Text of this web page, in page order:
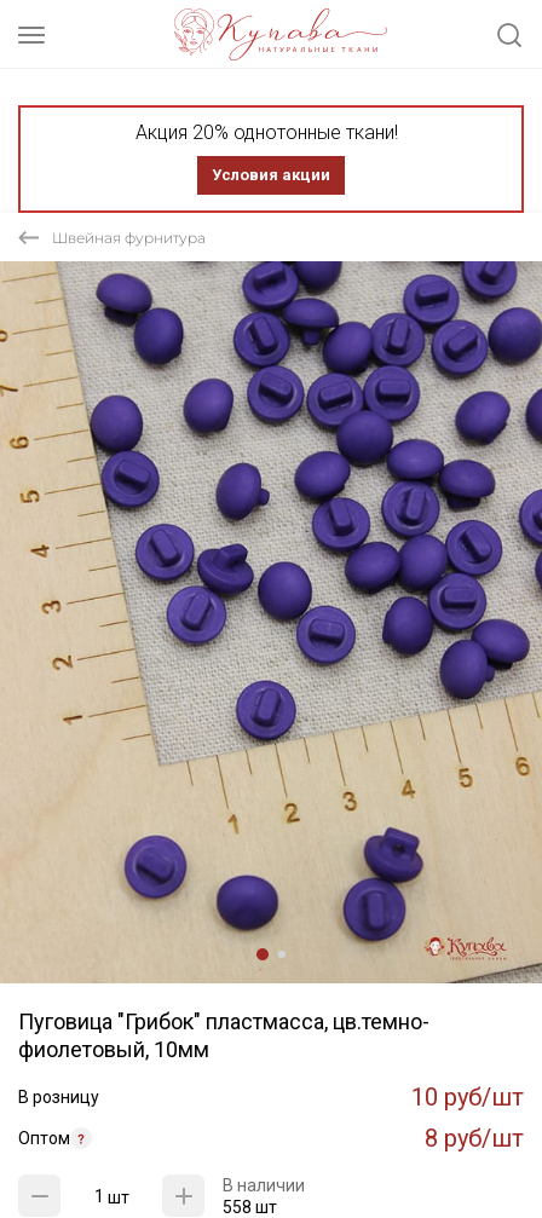
Акция 20% однотонные ткани!
Условия акции
Швейная фурнитура
Пуговица "Грибок" пластмасса, цв.темно-
фиолетовый, 10мм
В розницу 10 руб/шт
Оптом 8 руб/шт
шт
В наличии
558 шт